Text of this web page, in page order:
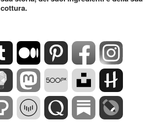
cottura.